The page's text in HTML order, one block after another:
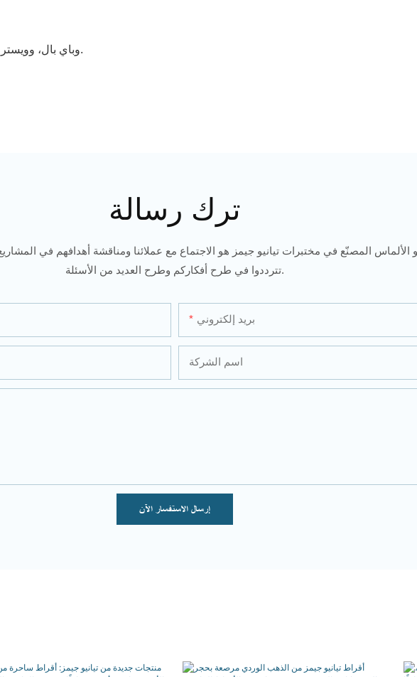
نقبل التحويل المصرفي (T/T)، وباي بال، وويسترن يونيون، وموني جرام، إلخ.
ترك رسالة
الألماس المصنّع في مختبرات تيانيو جيمز هو الاجتماع مع عملائنا ومناقشة أهدافهم في المشاريع
تترددوا في طرح أفكاركم وطرح العديد من الأسئلة.
بريد إلكتروني
اسم الشركة
إرسال الاستفسار الآن